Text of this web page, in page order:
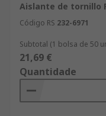
Aislante de tornillo
Código RS 232-6971
Subtotal (1 bolsa de 50
21,69 €
Quantidade